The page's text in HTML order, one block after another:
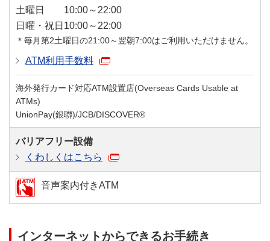
土曜日
10:00～22:00
日曜・祝日 10:00～22:00
＊毎月第2土曜日の21:00～翌朝7:00はご利用いただけません。
ATM利用手数料
海外発行カード対応ATM設置店(Overseas Cards Usable at
ATMs)
UnionPay(銀聯)/JCB/DISCOVER®
バリアフリー設備
くわしくはこちら
音声案内付きATM
インターネットからできるお手続き